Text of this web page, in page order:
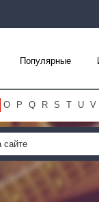
Популярные
O P Q R S T U V